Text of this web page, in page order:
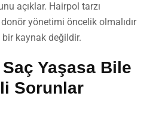
açıklar. Hairpol tarzı
yönetimi öncelik olmalıdır
bir kaynak değildir.
Saç Yaşasa Bile
Sorunlar